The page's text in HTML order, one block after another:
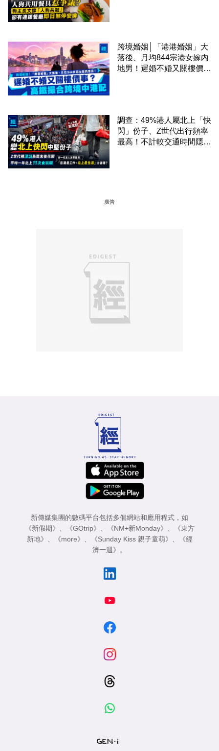
跨境婚姻│「港港婚姻」大
落後、月均844宗港女嫁內
地男！遲婚不婚又關樓價
調查：49%港人屬北上「快
閃」份子、Z世代出行頻率
最高！不計較交通時間隱形
廣告
新傳媒集團的數碼平台包括多個網站和應用程式，如
《新假期》 、 《GOtrip》 、 《NM+新Monday》 、
《東方
新地》 、 《more》 、 《Sunday Kiss 親子童萌》 、
《經
濟一週》 。